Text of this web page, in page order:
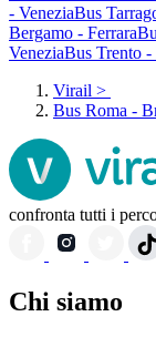
- VeneziaBus
Bergamo - Ferrara
VeneziaBus Trento -
Virail >
Bus Roma -
confronta tutti i
Chi siamo